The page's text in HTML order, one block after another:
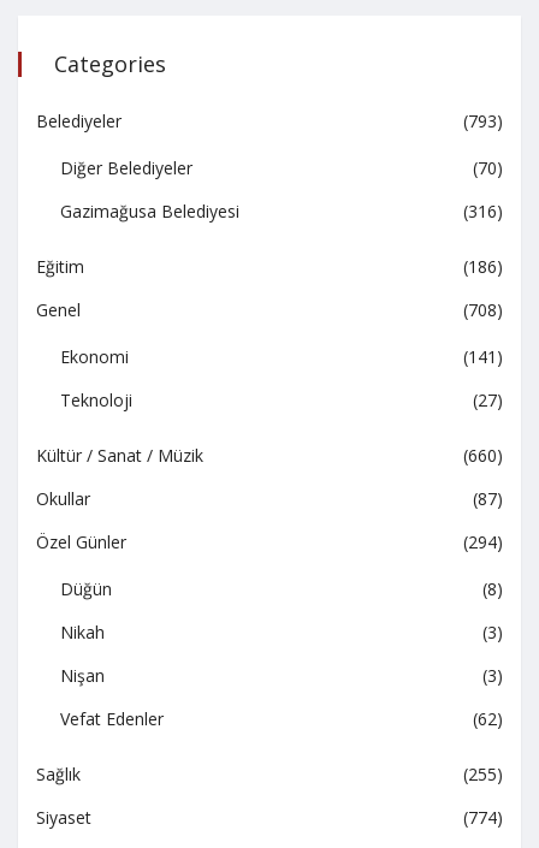
Categories
Belediyeler (793)
Diğer Belediyeler
(70)
Gazimağusa Belediyesi
(316)
Eğitim
(186)
Genel
(708)
Ekonomi
(141)
Teknoloji
(27)
Kültür / Sanat / Müzik
(660)
Okullar
(87)
Özel Günler
(294)
Düğün
(8)
Nikah
(3)
Nişan
(3)
Vefat Edenler
(62)
Sağlık
(255)
Siyaset
(774)